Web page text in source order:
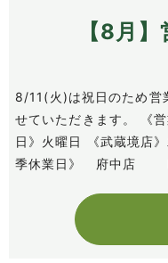
【8月
8/11(火)は祝日のため営
せていただきます。 《
日》火曜日 《武蔵境店
季休業日》 府中店